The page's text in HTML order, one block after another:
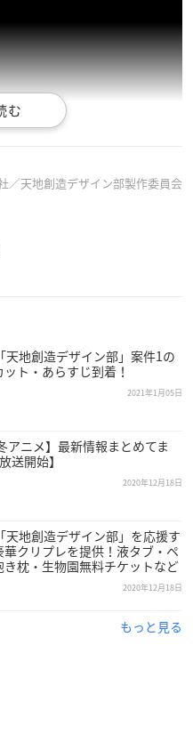
ン部」エンディングテ
／天地創造デザイン部製作委員会
天地創造デザイン部」案件1の
ト・あらすじ到着！
2021年1月05日
アニメ】最新情報まとめてま
送開始】
2020年12月18日
天地創造デザイン部」を応援す
華クリプレを提供！液タブ・ペ
き枕・生物園無料チケットなど
2020年12月18日
もっと見る